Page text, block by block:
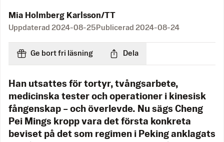
Mia Holmberg Karlsson/TT
Uppdaterad 2024-08-25 Publicerad 2024-08-24
Ge bort fri läsning Dela
Han utsattes för tortyr, tvångsarbete,
medicinska tester och operationer i kinesisk
fångenskap – och överlevde. Nu sägs Cheng
Pei Mings kropp vara det första konkreta
beviset på det som regimen i Peking anklagats